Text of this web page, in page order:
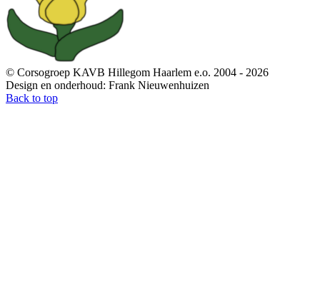
© Corsogroep KAVB Hillegom Haarlem e.o. 2004 - 2026
Design en onderhoud: Frank Nieuwenhuizen
Back to top